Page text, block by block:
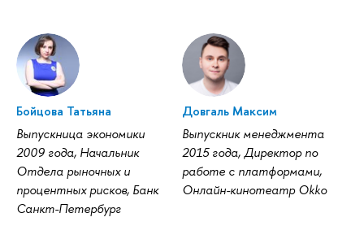
Бойцова Татьяна
Выпускница экономики
2009 года, Начальник
Отдела рыночных и
процентных рисков, Банк
Санкт-Петербург
Довгаль Максим
Выпускник менеджмента
2015 года, Директор по
работе с платформами,
Онлайн-кинотеатр Okkо